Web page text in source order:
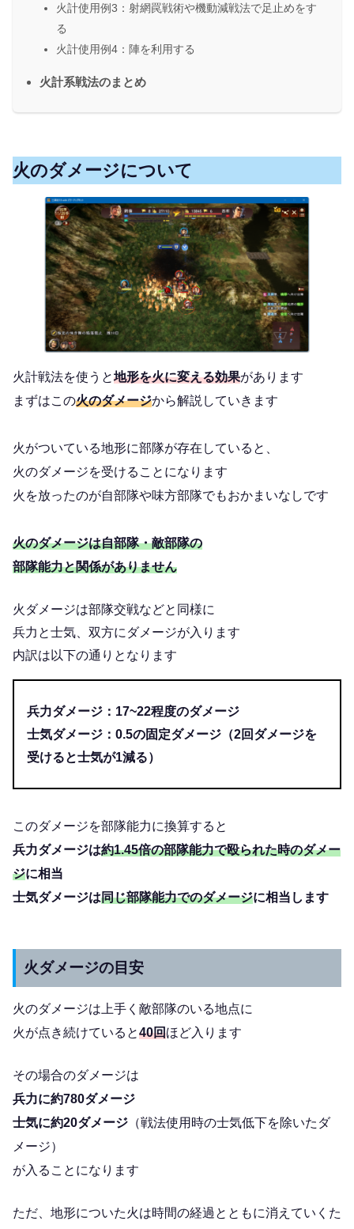
火計使用例3：射網罠戦術や機動減戦法で足止めをす
る
火計使用例4：陣を利用する
火計系戦法のまとめ
火のダメージについて
火計戦法を使うと地形を火に変える効果があります
まずはこの火のダメージから解説していきます
火がついている地形に部隊が存在していると、
火のダメージを受けることになります
火を放ったのが自部隊や味方部隊でもおかまいなしです
火のダメージは自部隊・敵部隊の
部隊能力と関係がありません
火ダメージは部隊交戦などと同様に
兵力と士気、双方にダメージが入ります
内訳は以下の通りとなります
兵力ダメージ：17~22程度のダメージ
士気ダメージ：0.5の固定ダメージ（2回ダメージを
受けると士気が1減る）
このダメージを部隊能力に換算すると
兵力ダメージは約1.45倍の部隊能力で殴られた時のダメー
ジに相当
士気ダメージは同じ部隊能力でのダメージに相当します
火ダメージの目安
火のダメージは上手く敵部隊のいる地点に
火が点き続けていると40回ほど入ります
その場合のダメージは
兵力に約780ダメージ
士気に約20ダメージ （戦法使用時の士気低下を除いたダ
メージ）
が入ることになります
ただ、地形についた火は時間の経過とともに消えていくた